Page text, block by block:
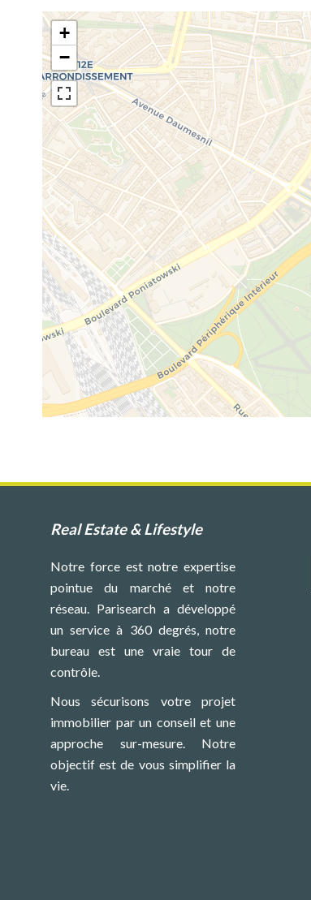
+
−
Real Estate & Lifestyle
Notre force est notre expertise
pointue du marché et notre
réseau. Parisearch a développé
un service à 360 degrés, notre
bureau est une vraie tour de
contrôle.
Nous sécurisons votre projet
immobilier par un conseil et une
approche sur-mesure. Notre
objectif est de vous simplifier la
vie.